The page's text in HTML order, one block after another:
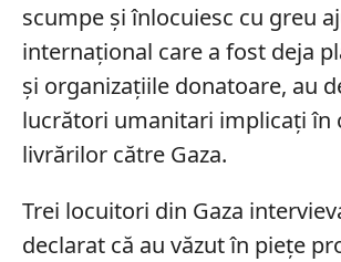
scumpe și înlocuiesc cu greu
internațional care a fost deja
și organizațiile donatoare, au
lucrători umanitari implicați în
livrărilor către Gaza.
Trei locuitori din Gaza
declarat că au văzut în piețe